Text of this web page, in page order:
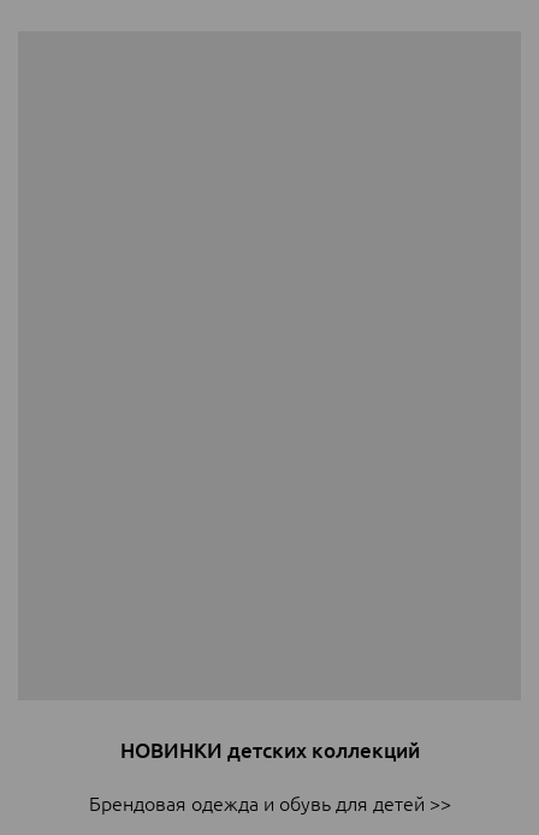
НОВИНКИ детских коллекций
Брендовая одежда и обувь для детей >>